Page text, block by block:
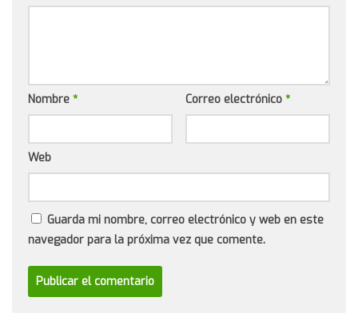
Nombre * Correo electrónico *
Web
Guarda mi nombre, correo electrónico y web en este
navegador para la próxima vez que comente.